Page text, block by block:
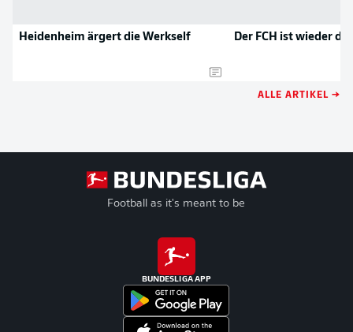
Heidenheim ärgert die Werkself Der FCH ist wieder da!
ALLE ARTIKEL →
Football as it's meant to be
BUNDESLIGA APP